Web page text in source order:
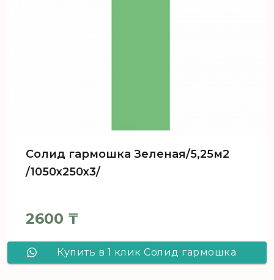
Солид гармошка Зеленая/5,25м2
/1050х250х3/
2600 ₸
Купить в 1 клик Солид гармошка